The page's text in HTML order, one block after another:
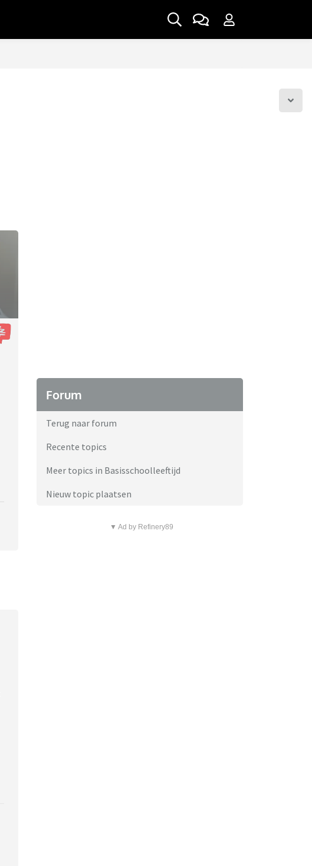
Forum
Terug naar forum
Recente topics
Meer topics in Basisschoolleeftijd
Nieuw topic plaatsen
▼ Ad by Refinery89